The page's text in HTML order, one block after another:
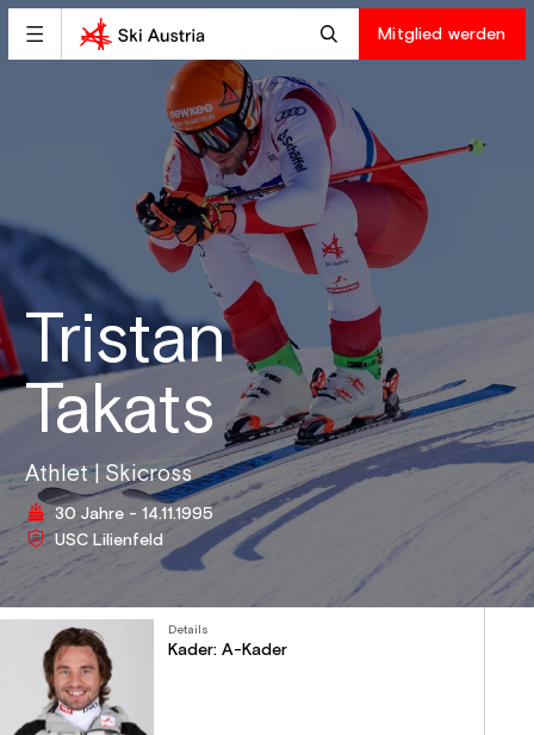
Mitglied werden
Tristan
Takats
Athlet | Skicross
30 Jahre - 14.11.1995
USC Lilienfeld
Details
Kader: A-Kader